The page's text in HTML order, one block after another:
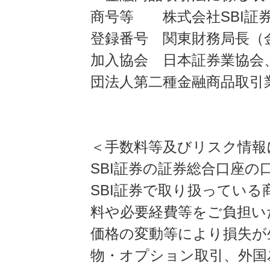
商号等 株式会社SBI証
登録番号 関東財務局長（
加入協会 日本証券業協会
団法人第二種金融商品取引
＜手数料等及びリスク情
SBI証券の証券総合口座の
SBI証券で取り扱っている
料や必要経費等をご負担
価格の変動等により損失
物・オプション取引、外